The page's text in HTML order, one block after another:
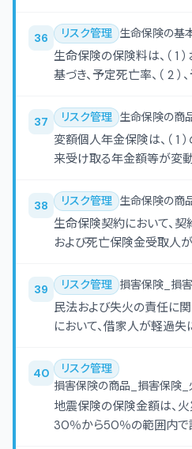
36 リスク管理 生命保険の基
生命保険の保険料は、（ 1
基づき、予定死亡率、（ 2
37 リスク管理 生命保険の商
変額個人年金保険は、（ 1
来受け取る年金額等が変動
38 リスク管理 生命保険の商
生命保険契約において、契
および死亡保険金受取人が
が受け取る死亡保険金は、
39 リスク管理 損害保険_損
民法および失火の責任に関
において、借家人が軽過失
害賠償責任を（ 1 ）。また
害賠償責任を（ 2 ）。
40
リスク管理
損害保険の商品_損害保険_
地震保険の保険金額は、
30％から50％の範囲内で